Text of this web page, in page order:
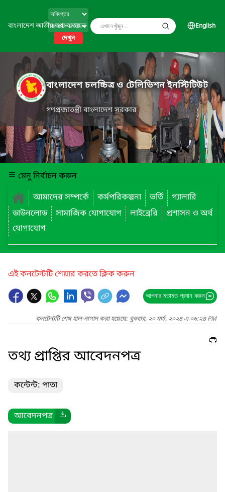
বাংলাদেশ জাতীয় তথ্য বাতায়ন
দেখুন
English
বাংলাদেশ চলচ্চিত্র ও টেলিভিশন ইনস্টিটিউট
গণপ্রজাতন্ত্রী বাংলাদেশ সরকার
মেনু নির্বাচন করুন
আমাদের সম্পর্কে
কর্মপরিকল্পনা ভর্তি
গ্যালারি
ডাউনলোড
সামাজিক যোগাযোগ লাইব্রেরি
প্রশাসন ও অর্থ
যোগাযোগ
এই কনটেন্টটি শেয়ার করতে ক্লিক করুন
আপনার মতামত প্রদান করুন
কনটেন্টটি শেষ হাল-নাগাদ করা হয়েছে: বুধবার, ২০ মার্চ, ২০২৪ এ ০৬:২৪ PM
তথ্য প্রাপ্তির আবেদনপত্র
কন্টেন্ট: পাতা
আবেদনপত্র